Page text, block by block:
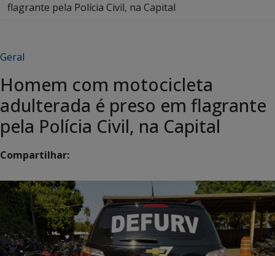
flagrante pela Polícia Civil, na Capital
Geral
Homem com motocicleta
adulterada é preso em flagrante
pela Polícia Civil, na Capital
Compartilhar: